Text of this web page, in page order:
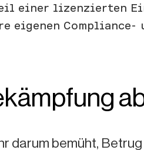
einer lizenzierten
eigenen
darum bemüht,